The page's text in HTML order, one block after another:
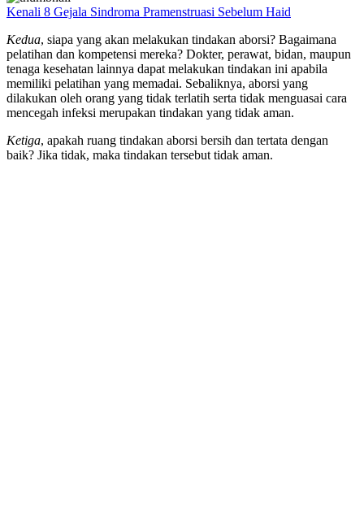
Kenali 8 Gejala Sindroma Pramenstruasi Sebelum Haid
Kedua, siapa yang akan melakukan tindakan aborsi? Bagaimana
pelatihan dan kompetensi mereka? Dokter, perawat, bidan, maupun
tenaga kesehatan lainnya dapat melakukan tindakan ini apabila
memiliki pelatihan yang memadai. Sebaliknya, aborsi yang
dilakukan oleh orang yang tidak terlatih serta tidak menguasai cara
mencegah infeksi merupakan tindakan yang tidak aman.
Ketiga, apakah ruang tindakan aborsi bersih dan tertata dengan
baik? Jika tidak, maka tindakan tersebut tidak aman.